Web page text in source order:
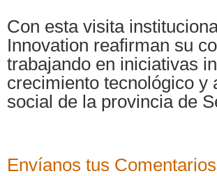
Con esta visita
Innovation reafirman su
trabajando en iniciativas
crecimiento tecnológico y
social de la provincia de
Envíanos tus Comentarios